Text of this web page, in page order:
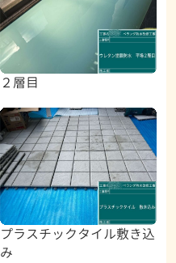
２層目
プラスチックタイル敷き込
み